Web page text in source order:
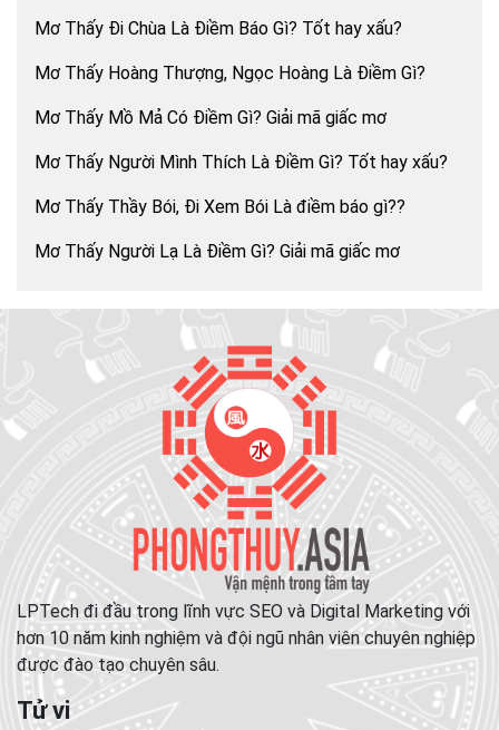
Mơ Thấy Đi Chùa Là Điềm Báo Gì? Tốt hay xấu?
Mơ Thấy Hoàng Thượng, Ngọc Hoàng Là Điềm Gì?
Mơ Thấy Mồ Mả Có Điềm Gì? Giải mã giấc mơ
Mơ Thấy Người Mình Thích Là Điềm Gì? Tốt hay xấu?
Mơ Thấy Thầy Bói, Đi Xem Bói Là điềm báo gì??
Mơ Thấy Người Lạ Là Điềm Gì? Giải mã giấc mơ
LPTech đi đầu trong lĩnh vực SEO và Digital Marketing với
hơn 10 năm kinh nghiệm và đội ngũ nhân viên chuyên nghiệp
được đào tạo chuyên sâu.
Tử vi